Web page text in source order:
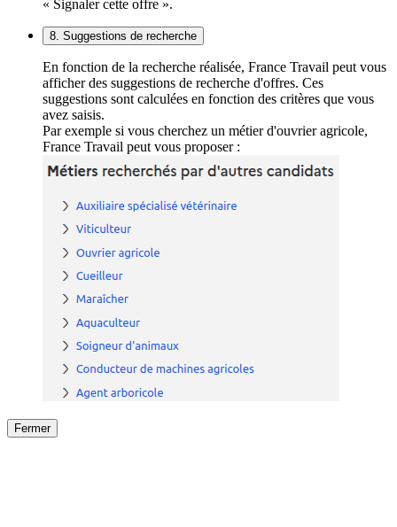
« Signaler cette offre ».
8. Suggestions de recherche
En fonction de la recherche réalisée, France Travail peut vous
afficher des suggestions de recherche d'offres. Ces
suggestions sont calculées en fonction des critères que vous
avez saisis.
Par exemple si vous cherchez un métier d'ouvrier agricole,
France Travail peut vous proposer :
Fermer